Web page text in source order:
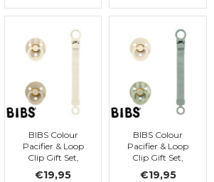
BIBS Colour
Pacifier & Loop
Clip Gift Set,
€19,95
BIBS Colour
Pacifier & Loop
Clip Gift Set,
€19,95